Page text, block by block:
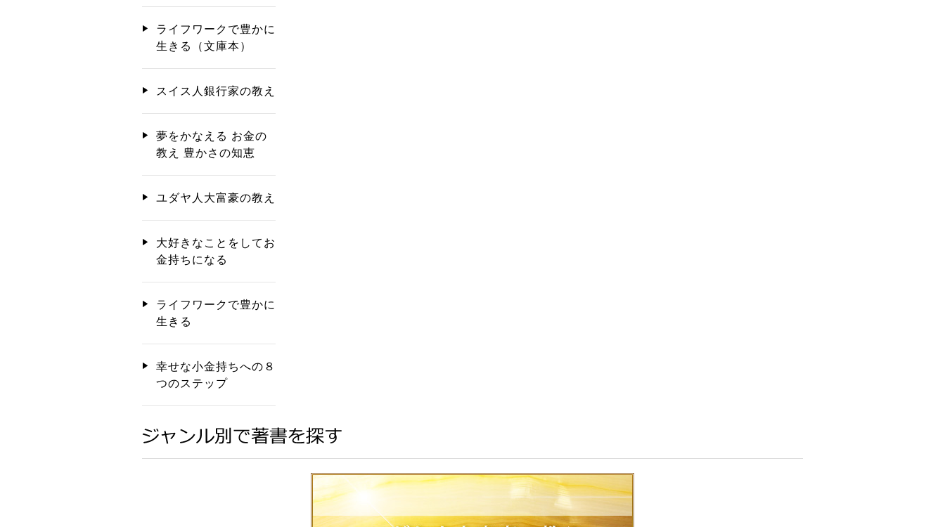
ライフワークで豊かに
生きる（文庫本）
スイス人銀行家の教え
夢をかなえる お金の
教え 豊かさの知恵
ユダヤ人大富豪の教え
大好きなことをしてお
金持ちになる
ライフワークで豊かに
生きる
幸せな小金持ちへの８
つのステップ